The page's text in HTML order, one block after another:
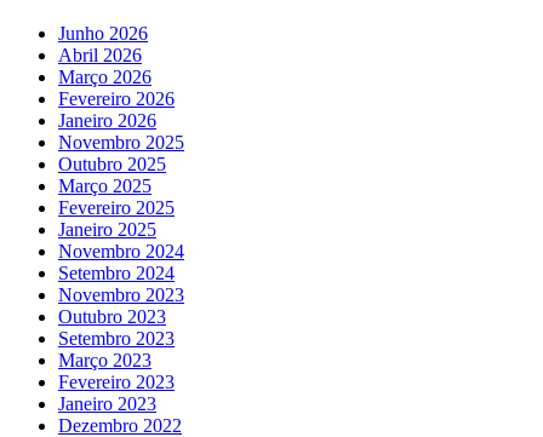
Junho 2026
Abril 2026
Março 2026
Fevereiro 2026
Janeiro 2026
Novembro 2025
Outubro 2025
Março 2025
Fevereiro 2025
Janeiro 2025
Novembro 2024
Setembro 2024
Novembro 2023
Outubro 2023
Setembro 2023
Março 2023
Fevereiro 2023
Janeiro 2023
Dezembro 2022